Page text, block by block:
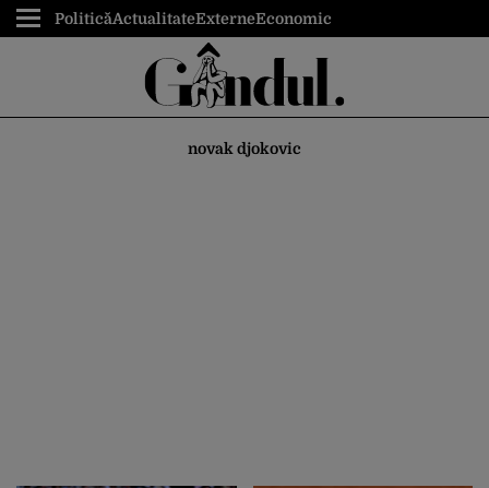
PoliticăActualitateExterneEconomic
novak djokovic